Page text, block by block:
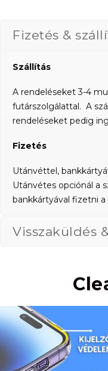
Fizetés &
Szállítás
A rendeléseket 3-4
futárszolgálattal. A
rendeléseket pedig
Fizetés
Utánvéttel,
Utánvétes opciónál a
bankkártyával fizetni a
Visszaküldés